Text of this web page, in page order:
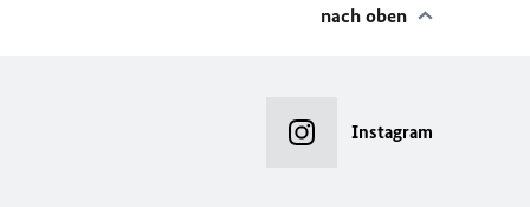
nach oben
Instagram